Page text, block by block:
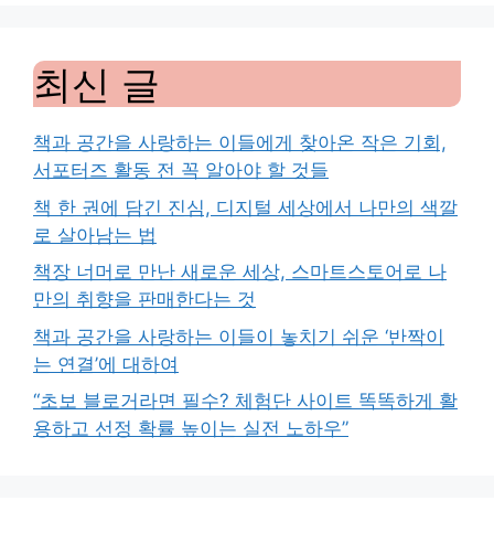
최신 글
책과 공간을 사랑하는 이들에게 찾아온 작은 기회,
서포터즈 활동 전 꼭 알아야 할 것들
책 한 권에 담긴 진심, 디지털 세상에서 나만의 색깔
로 살아남는 법
책장 너머로 만난 새로운 세상, 스마트스토어로 나
만의 취향을 판매한다는 것
책과 공간을 사랑하는 이들이 놓치기 쉬운 ‘반짝이
는 연결’에 대하여
“초보 블로거라면 필수? 체험단 사이트 똑똑하게 활
용하고 선정 확률 높이는 실전 노하우”